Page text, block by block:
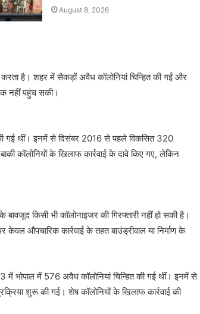
August 8, 2026
करता है। शहर में सैकड़ों अवैध कॉलोनियां चिन्हित की गईं और
नहीं पहुंच सकी।
गई थीं। इनमें से दिसंबर 2016 से पहले विकसित 320
कॉलोनियों के खिलाफ कार्रवाई के दावे किए गए, लेकिन
किसी भी कॉलोनाइजर की गिरफ्तारी नहीं हो सकी है।
औपचारिक कार्रवाई के तहत बाउंड्रीवाल या निर्माण के
में भोपाल में 576 अवैध कॉलोनियां चिन्हित की गई थीं। इनमें से
शुरू की गई। शेष कॉलोनियों के खिलाफ कार्रवाई की